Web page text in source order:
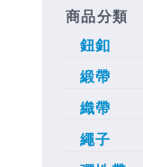
商品分類
鈕釦
緞帶
織帶
繩子